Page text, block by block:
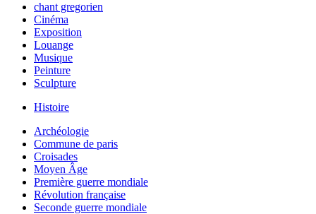
chant gregorien
Cinéma
Exposition
Louange
Musique
Peinture
Sculpture
Histoire
Archéologie
Commune de paris
Croisades
Moyen Âge
Première guerre mondiale
Révolution française
Seconde guerre mondiale